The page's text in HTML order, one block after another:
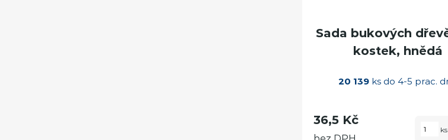
Sada bukových
kostek, hnědá
20 139 ks do 4-5 prac.
36,5 Kč
ks